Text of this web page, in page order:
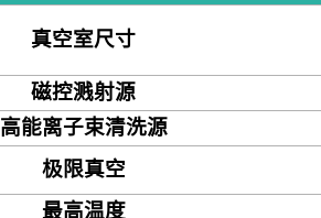
真空室尺寸
磁控溅射源
高能离子束清洗源
极限真空
最高温度